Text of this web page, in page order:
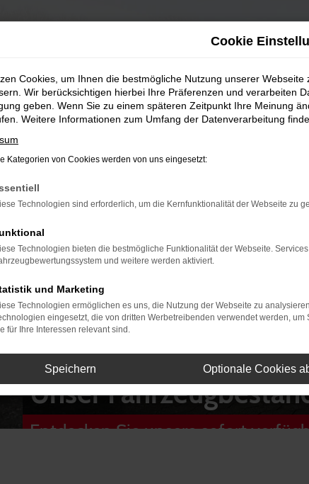
Unser
Entdecken Sie unsere sofort
Cookie
Cookies, um Ihnen die bestmögliche Nutzung unserer
Wir berücksichtigen hierbei Ihre Präferenzen und verarbeiten
geben. Wenn Sie zu einem späteren Zeitpunkt Ihre Meinung
Weitere Informationen zum Umfang der Datenverarbeitung
Kategorien von Cookies werden von uns eingesetzt:
Technologien sind erforderlich, um die Kernfunktionalität der Webseite zu
Technologien bieten die bestmögliche Funktionalität der Webseite.
und weitere werden aktiviert.
und Marketing
Technologien ermöglichen es uns, die Nutzung der Webseite zu
eingesetzt, die von dritten Werbetreibenden verwendet werden,
für Ihre Interessen relevant sind.
Speichern Optionale Cookies